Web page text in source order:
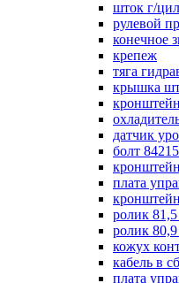
шток г/
рулевой
конечное
крепеж
тяга
крышка
датчик
болт
плата
ролик
ролик
кожух
кабель в
плата